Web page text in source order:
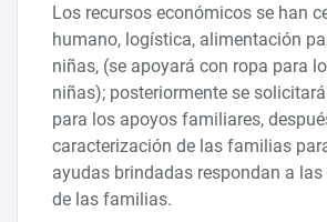
Los recursos económicos se han
humano, logística, alimentación
niñas, (se apoyará con ropa para
niñas); posteriormente se
para los apoyos familiares,
caracterización de las familias
ayudas brindadas respondan a las
de las familias.